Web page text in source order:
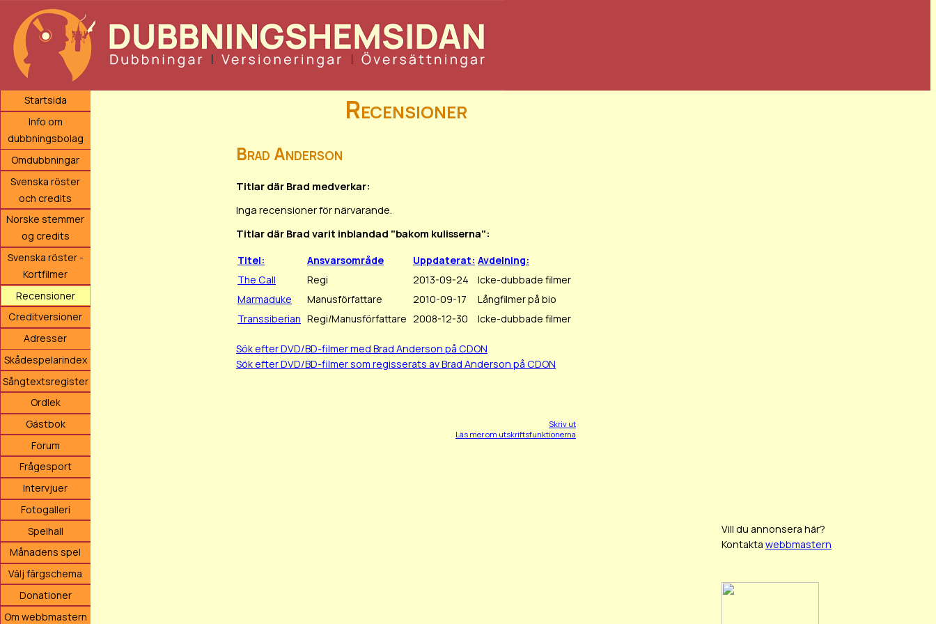
Startsida
Info om
dubbningsbolag
Omdubbningar
Svenska röster
och credits
Norske stemmer
og credits
Svenska röster -
Kortfilmer
Recensioner
Creditversioner
Adresser
Skådespelarindex
Sångtextsregister
Ordlek
Gästbok
Forum
Frågesport
Intervjuer
Fotogalleri
Spelhall
Månadens spel
Välj färgschema
Donationer
Om webbmastern
Recensioner
Brad Anderson
Titlar där Brad medverkar:
Inga recensioner för närvarande.
Titlar där Brad varit inblandad "bakom kulisserna":
Titel: Ansvarsområde Uppdaterat: Avdelning:
The Call
Regi 2013-09-24
Icke-dubbade filmer
Marmaduke
Manusförfattare 2010-09-17
Långfilmer på bio
Transsiberian Regi/Manusförfattare 2008-12-30 Icke-dubbade filmer
Sök efter DVD/BD-filmer med Brad Anderson på CDON
Sök efter DVD/BD-filmer som regisserats av Brad Anderson på CDON
Skriv ut
Läs mer om utskriftsfunktionerna
Vill du annonsera här?
Kontakta webbmastern